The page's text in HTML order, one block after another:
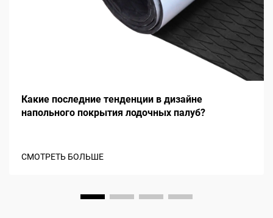
Какие последние тенденции в дизайне
напольного покрытия лодочных палуб?
СМОТРЕТЬ БОЛЬШЕ